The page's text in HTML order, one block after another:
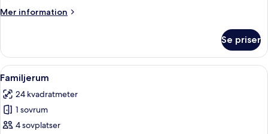
Sea
Mer information
Mer
Double
Room
with
View
Se priser
Öppna
alla
foton
för
Familjerum
Ett hotellrum med en säng, en
3
Familjerum
24 kvadratmeter
1 sovrum
4 sovplatser